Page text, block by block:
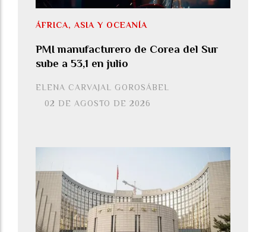
PMI manufacturero de Corea del Sur
sube a 53,1 en julio
ELENA CARVAJAL GOROSÁBEL
ÁFRICA, ASIA Y OCEANÍA
02 DE AGOSTO DE 2026